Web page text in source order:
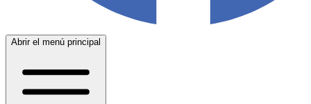
Abrir el menú principal